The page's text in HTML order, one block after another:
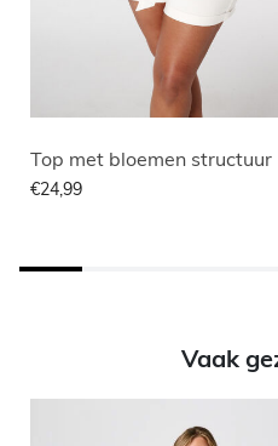
Top met bloemen structuur
€24,99
Vaak